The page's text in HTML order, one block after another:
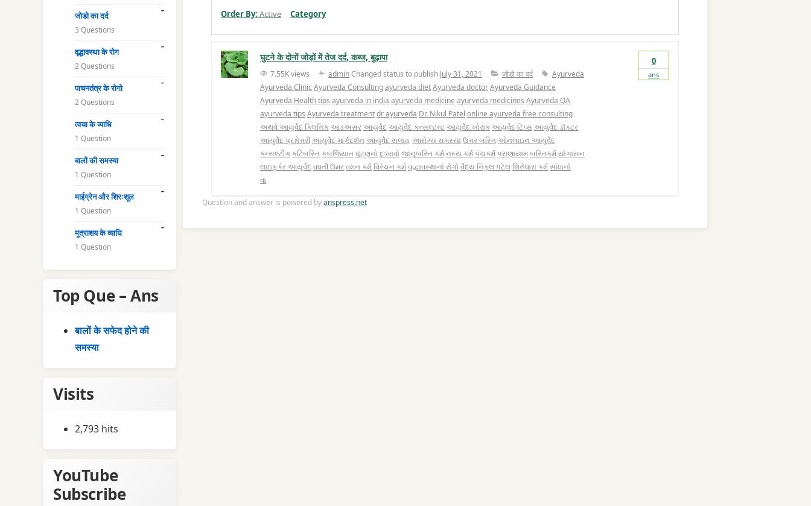
Order By: Active Category
0
ans
घुटने के दोनों जोड़ों में तेज दर्द, कब्ज, बुढ़ापा
7.55K views adminChanged status to publish July 31, 2021 जोडो का दर्द
Ayurveda
Ayurveda Clinic Ayurveda Consultingayurveda dietAyurveda doctorAyurveda Guidance
Ayurveda Health tips ayurveda in india ayurveda medicine ayurveda medicines Ayurveda QA
ayurveda tips Ayurveda treatmentdr ayurveda Dr. Nikul Patel online ayurveda free consulting
અથર્વ આયુર્વેદ ક્લિનિક આડઅસર આયુર્વેદ આયુર્વેદ કન્સલ્ટન્ટ આયુર્વેદ ખોરાક આયુર્વેદ ટિપ્સ આયુર્વેદ ડૉક્ટર
આયુર્વેદ પ્રશ્નોત્તરી આયુર્વેદ માર્ગદર્શન આયુર્વેદ સલાહ આરોગ્ય સમસ્યા ઉત્તર બસ્તિ ઓનલાઇન આયુર્વેદ
કન્સલ્ટીંગ કટિબસ્તિકબજિયાતઘૂંટણનો દુઃખાવોજાનુબસ્તિ કર્મનસ્ય કર્મ પંચકર્મ પ્રાણાયામબસ્તિકર્મયોગાસન
લાઇફકેર આયુર્વેદ વધતી ઉંમરવમન કર્મવિરેચન કર્મવૄદ્ધાવસ્થાનાં રોગોવૈદ્ય નિકુલ પટેલશિરોધારા કર્મસાંધાનો
વા
Question and answer is powered byanspress.net
जोडो का दर्द
3 Questions
वृद्धावस्था के रोग
2 Questions
पाचनतंत्र के रोगो
2 Questions
त्वचा के व्याधि
1 Question
बालों की समस्या
1 Question
माईग्रेन और शिरःशूल
1 Question
मूत्राशय के व्याधि
1 Question
Top Que – Ans
बालों के सफेद होने की
समस्या
Visits
2,793 hits
YouTube
Subscribe